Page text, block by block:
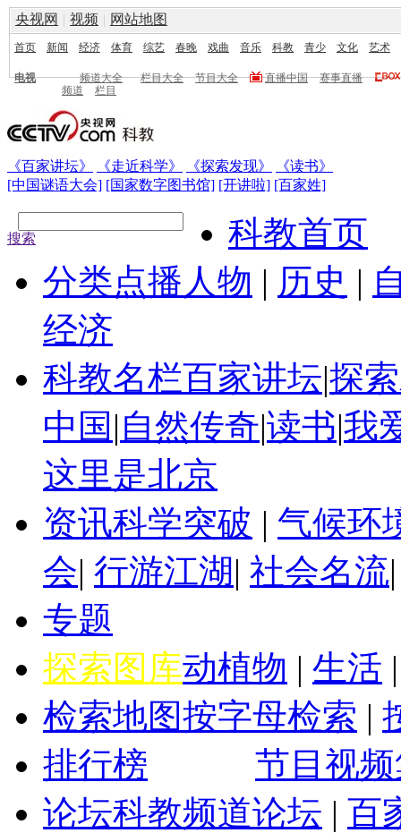
央视网 | 视频 | 网站地图
首页 新闻 经济 体育 综艺 春晚 戏曲 音乐 科教 青少 文化 艺术
电视 频道大全 栏目大全 节目大全 直播中国
赛事直播
频道
栏目
《百家讲坛》 《走近科学》 《探索发现》
《读书》
[中国谜语大会] [国家数字图书馆] [开讲啦] [百家姓]
搜索
科教首页
分类点播 人物 | 历史 |
经济
科教名栏百家讲坛|探
中国 |自然传奇|读书|我
这里是北京
资讯科学突破 | 气候环
会| 行游江湖| 社会名流
专题
探索图库动植物 | 生活
检索地图按字母检索 |
排行榜
节目视
论坛科教频道论坛 | 百